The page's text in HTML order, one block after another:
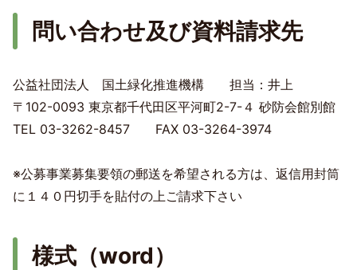
問い合わせ及び資料請求先
公益社団法人 国土緑化推進機構 担当：井上
〒102-0093 東京都千代田区平河町2-7-４ 砂防会館別館
TEL 03-3262-8457 FAX 03-3264-3974
※公募事業募集要領の郵送を希望される方は、返信用封筒
に１４０円切手を貼付の上ご請求下さい
様式（word）